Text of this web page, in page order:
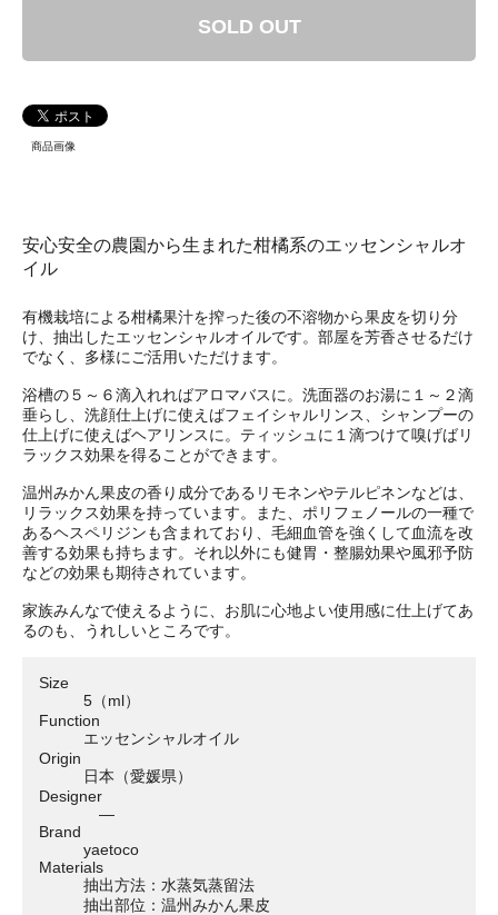
SOLD OUT
商品画像
安心安全の農園から生まれた柑橘系のエッセンシャルオ
イル
有機栽培による柑橘果汁を搾った後の不溶物から果皮を切り分
け、抽出したエッセンシャルオイルです。部屋を芳香させるだけ
でなく、多様にご活用いただけます。
浴槽の５～６滴入れればアロマバスに。洗面器のお湯に１～２滴
垂らし、洗顔仕上げに使えばフェイシャルリンス、シャンプーの
仕上げに使えばヘアリンスに。ティッシュに１滴つけて嗅げばリ
ラックス効果を得ることができます。
温州みかん果皮の香り成分であるリモネンやテルピネンなどは、
リラックス効果を持っています。また、ポリフェノールの一種で
あるヘスペリジンも含まれており、毛細血管を強くして血流を改
善する効果も持ちます。それ以外にも健胃・整腸効果や風邪予防
などの効果も期待されています。
家族みんなで使えるように、お肌に心地よい使用感に仕上げてあ
るのも、うれしいところです。
Size
5（ml）
Function
エッセンシャルオイル
Origin
日本（愛媛県）
Designer
―
Brand
yaetoco
Materials
抽出方法：水蒸気蒸留法
抽出部位：温州みかん果皮